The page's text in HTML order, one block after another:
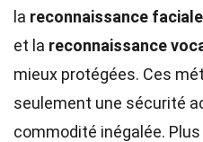
la reconnaissance faciale
et la reconnaissance
mieux protégées. Ces
seulement une sécurité
commodité inégalée.